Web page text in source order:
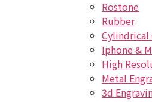
Rostone
Rubber
Cylindrical
Iphone &
High
Metal
3d